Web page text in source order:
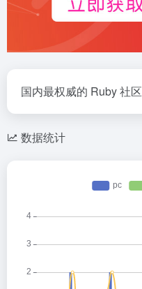
国内最权威的 Ruby 社区
数据统计